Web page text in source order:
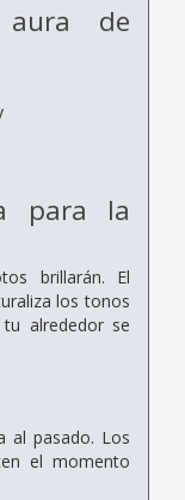
de
para la
brillarán. El
los tonos
alrededor se
al pasado. Los
el momento